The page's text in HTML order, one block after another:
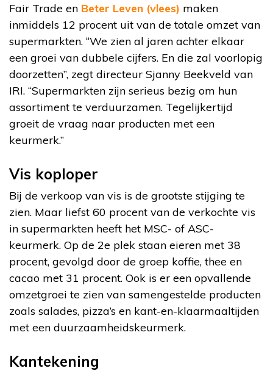
Fair Trade en Beter Leven (vlees) maken
inmiddels 12 procent uit van de totale omzet van
supermarkten. “We zien al jaren achter elkaar
een groei van dubbele cijfers. En die zal voorlopig
doorzetten”, zegt directeur Sjanny Beekveld van
IRI. “Supermarkten zijn serieus bezig om hun
assortiment te verduurzamen. Tegelijkertijd
groeit de vraag naar producten met een
keurmerk.”
Vis koploper
Bij de verkoop van vis is de grootste stijging te
zien. Maar liefst 60 procent van de verkochte vis
in supermarkten heeft het MSC- of ASC-
keurmerk. Op de 2e plek staan eieren met 38
procent, gevolgd door de groep koffie, thee en
cacao met 31 procent. Ook is er een opvallende
omzetgroei te zien van samengestelde producten
zoals salades, pizza’s en kant-en-klaarmaaltijden
met een duurzaamheidskeurmerk.
Kantekening